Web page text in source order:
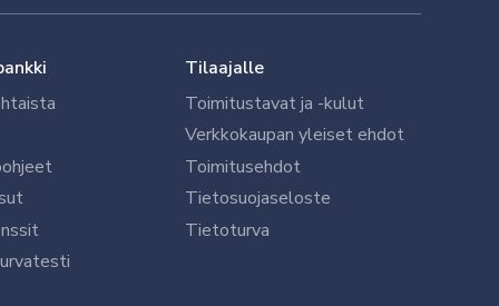
Tilaajalle
Toimitustavat ja -kulut
Verkkokaupan yleiset ehdot
Toimitusehdot
Tietosuojaseloste
Tietoturva